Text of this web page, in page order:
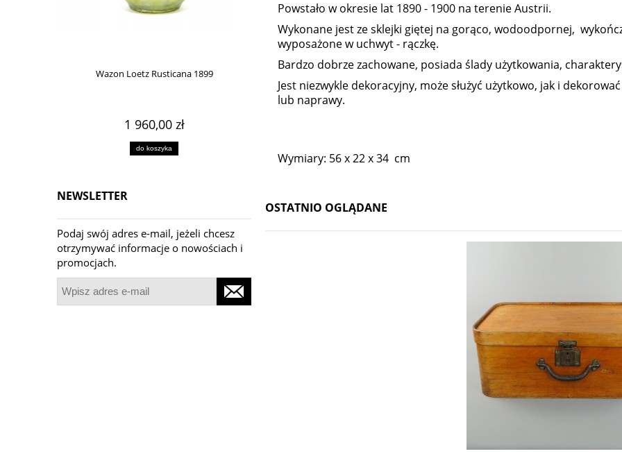
Wazon Loetz Rusticana 1899
1 960,00 zł
do koszyka
Wazon Loetz Diana Cisel - 1899
NEWSLETTER
Podaj swój adres e-mail, jeżeli chcesz
otrzymywać informacje o nowościach i
promocjach.
Powstało w okresie lat 1890 - 1900 na terenie Austrii.
Wykonane jest ze sklejki giętej na gorąco, wodoodpornej,
wyposażone w uchwyt - rączkę.
Bardzo dobrze zachowane, posiada ślady użytkowania,
Jest niezwykle dekoracyjny, może służyć użytkowo, jak i
lub naprawy.
Wymiary: 56 x 22 x 34 cm
OSTATNIO OGLĄDANE